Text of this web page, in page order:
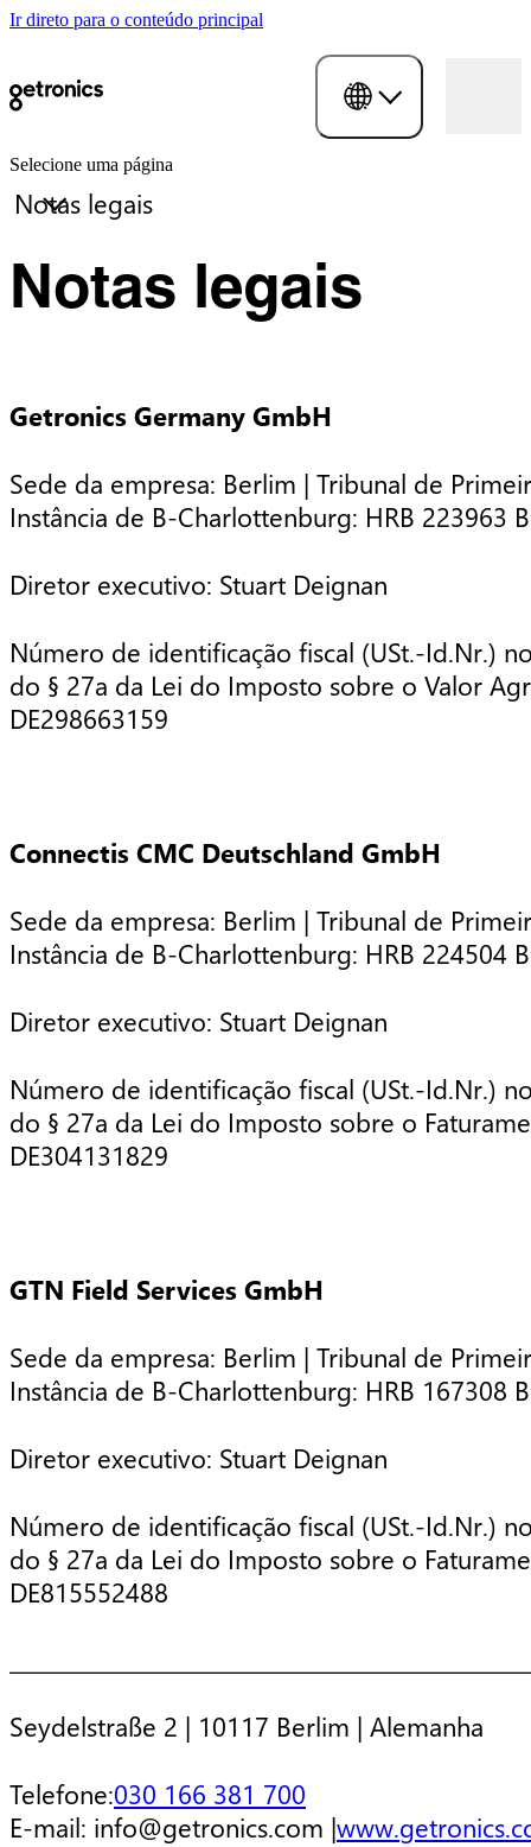
Ir direto para o conteúdo principal
Selecione uma página
Notas legais
Getronics Germany GmbH
Sede da empresa: Berlim | Tribunal de
Instância de B-Charlottenburg: HRB 223963
Diretor executivo: Stuart Deignan
Número de identificação fiscal (USt.-Id.Nr.)
do § 27a da Lei do Imposto sobre o Valor
DE298663159
Connectis CMC Deutschland GmbH
Sede da empresa: Berlim | Tribunal de
Instância de B-Charlottenburg: HRB 224504
Diretor executivo: Stuart Deignan
Número de identificação fiscal (USt.-Id.Nr.)
do § 27a da Lei do Imposto sobre o
DE304131829
GTN Field Services GmbH
Sede da empresa: Berlim | Tribunal de
Instância de B-Charlottenburg: HRB 167308
Diretor executivo: Stuart Deignan
Número de identificação fiscal (USt.-Id.Nr.)
do § 27a da Lei do Imposto sobre o
DE815552488
Seydelstraße 2 | 10117 Berlim | Alemanha
Telefone:030 166 381 700
E-mail: info@getronics.com |